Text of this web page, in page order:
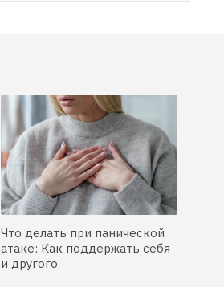
Что делать при панической
атаке: Как поддержать себя
и другого